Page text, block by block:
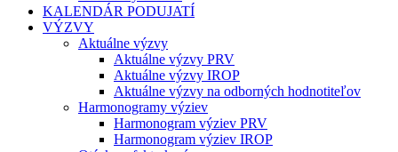
KALENDÁR PODUJATÍ
VÝZVY
Aktuálne výzvy
Aktuálne výzvy PRV
Aktuálne výzvy IROP
Aktuálne výzvy na odborných hodnotiteľov
Harmonogramy výziev
Harmonogram výziev PRV
Harmonogram výziev IROP